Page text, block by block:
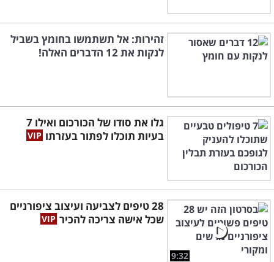
זהירות: אל תשתמשו בחומץ בשביל
לנקות את 12 הדברים האלה!
גלו את סודו של הכורכום ואילו 7
בעיות תוכלו לפתור בעזרתו
9:32
28 טיפים לצביעה ועיצוב ציפורניים
שכל אישה צריכה להכיר